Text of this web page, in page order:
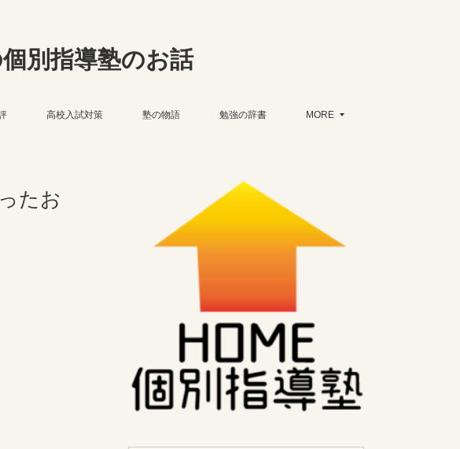
別指導塾のお話
高校入試対策 塾の物語 勉強の辞書 MORE
たお